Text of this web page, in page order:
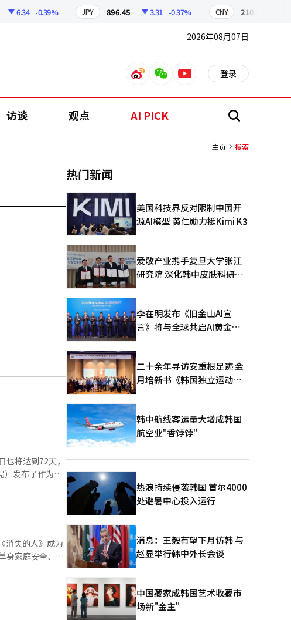
6.34 -0.39% JPY 896.45 3.31 -0.37% CNY 210.39
2026年08月07日
weiboweixinyoutube 登录
访谈 观点 AI PICK 搜
主页 搜索
将达到72天，
）发布了作为我
24个国庆日、
（2月6日）、
合，因此实际
次。具体为：
日 △9月14日
次。 主要传统
）、中伏在7月
消失的人》成为
身家庭安全、儿
热门新闻
美国科技界反对限制中国开
源AI模型 黄仁勋力挺Kimi K3
爱敬产业携手复旦大学张江
研究院 深化韩中皮肤科研合
李在明发布《旧金山AI宣
言》将与全球共启AI黄金时
二十余年寻访安重根足迹 金
月培新书《韩国独立运动圣
韩中航线客运量大增成韩国
航空业"香饽饽"
热浪持续侵袭韩国 首尔4000
处避暑中心投入运行
消息：王毅有望下月访韩 与
赵显举行韩中外长会谈
中国藏家成韩国艺术收藏市
场新"金主"